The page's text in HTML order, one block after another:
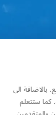
في مخيم التزلج لمدة 5 أسابيع. بالاضافة الى
كما ستتعلم